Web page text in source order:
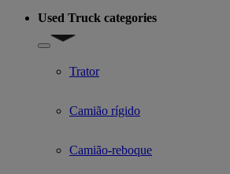
Used Truck categories
Show submenu for Used Truck categories
Trator
Camião rígido
Camião-reboque